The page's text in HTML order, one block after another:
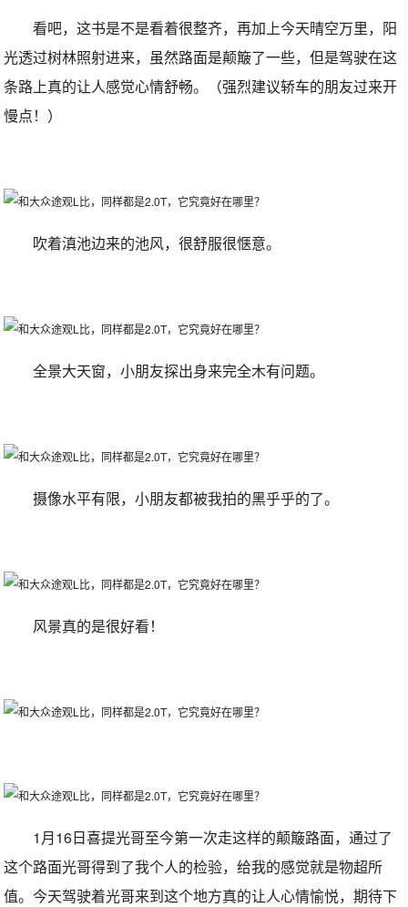
看吧，这书是不是看着很整齐，再加上今天晴空万里，阳
光透过树林照射进来，虽然路面是颠簸了一些，但是驾驶在这
条路上真的让人感觉心情舒畅。（强烈建议轿车的朋友过来开
慢点！）
吹着滇池边来的池风，很舒服很惬意。
全景大天窗，小朋友探出身来完全木有问题。
摄像水平有限，小朋友都被我拍的黑乎乎的了。
风景真的是很好看！
1月16日喜提光哥至今第一次走这样的颠簸路面，通过了
这个路面光哥得到了我个人的检验，给我的感觉就是物超所
值。今天驾驶着光哥来到这个地方真的让人心情愉悦，期待下